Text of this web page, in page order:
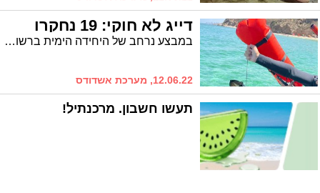
דייג לא חוקי: 19 נחקרו
במבצע נרחב של היחידה הימית ברשות הטבע והגנים לאכיפת איסור הדייג בעונה הנוכחית ואיסור נסיעה על חופי הים , נבדקו 62 דייגים מתוכם 19 נחקרו כחשודים בעבירות דיג ותועדו 14 כלי רכב שנסעו על חוף הים בניגוד לחוק, כמו כן הוצאו מהמים שתי רשתות דיג נטושות
12.06.22, מערכת אשדודס
תעשו חשבון. מרכנתיל!